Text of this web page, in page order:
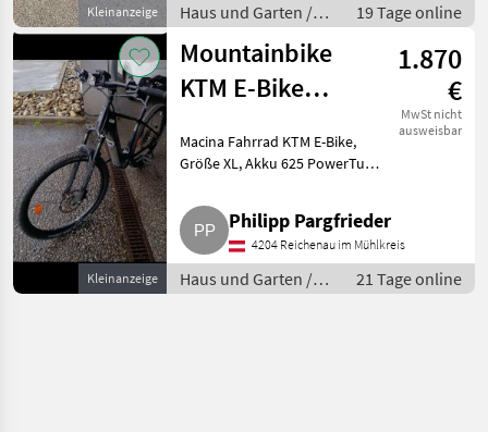
Kleinanzeige
Haus und Garten /
Sportgeräte
19 Tage online
Kleinanzeige
Mountainbike
KTM E-Bike
1.870
€
MwSt nicht
ausweisbar
Macina Fahrrad KTM E-Bike,
Größe XL, Akku 625 PowerTube,
CX 90 Nm, 14.200 km/h,
Ladegerät, Fahrradschloss und
alle Verschleißteile erneu
Philipp Pargfrieder
4204 Reichenau im Mühlkreis
Haus und Garten /
Sportgeräte
21 Tage online